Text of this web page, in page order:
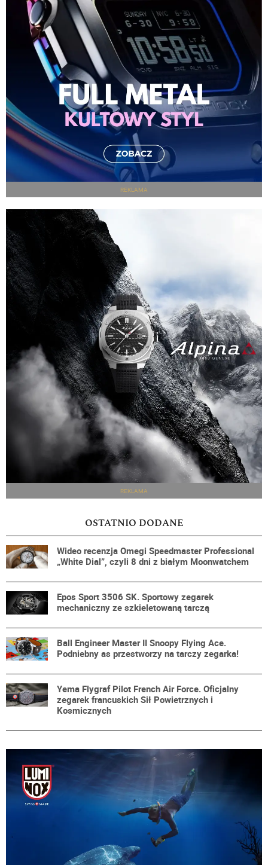
REKLAMA
REKLAMA
OSTATNIO DODANE
Wideo recenzja Omegi Speedmaster Professional
„White Dial”, czyli 8 dni z białym Moonwatchem
Epos Sport 3506 SK. Sportowy zegarek
mechaniczny ze szkieletowaną tarczą
Ball Engineer Master II Snoopy Flying Ace.
Podniebny as przestworzy na tarczy zegarka!
Yema Flygraf Pilot French Air Force. Oficjalny
zegarek francuskich Sił Powietrznych i
Kosmicznych